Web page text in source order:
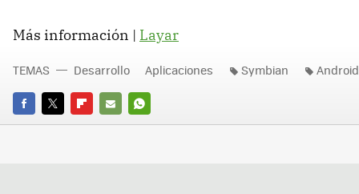
Más información | Layar
FACEBOOK
TWITTERFLIPBOARD
E-
WHATSAPP
TEMAS Desarrollo Aplicaciones Symbian Android